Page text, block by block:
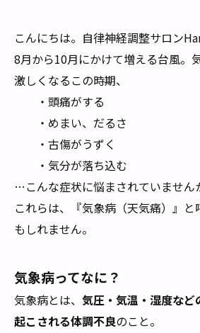
こんにちは。自律神経調整サロン
8月から10月にかけて増える台風。
激しくなるこの時期、
・頭痛がする
・めまい、だるさ
・古傷がうずく
・気分が落ち込む
…こんな症状に悩まされていません
これらは、『気象病（天気痛）』
もしれません。
気象病ってなに？
気象病とは、 気圧・気温・湿度など
起こされる体調不良のこと。